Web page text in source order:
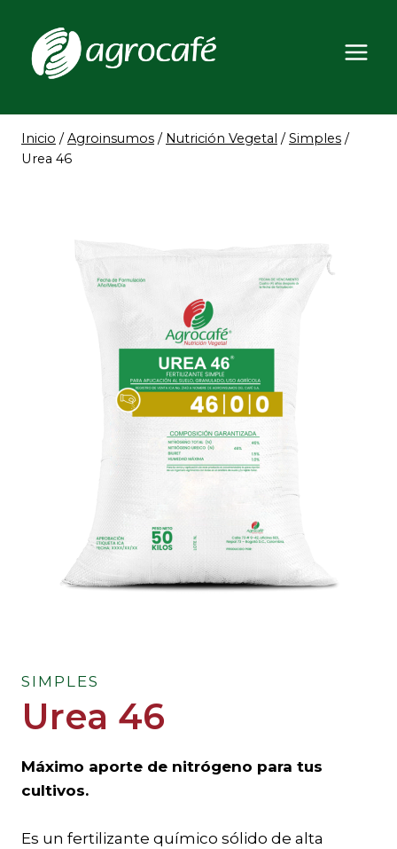
contenido
Inicio / Agroinsumos / Nutrición Vegetal / Simples /
Urea 46
SIMPLES
Urea 46
Máximo aporte de nitrógeno para tus
cultivos.
Es un fertilizante químico sólido de alta